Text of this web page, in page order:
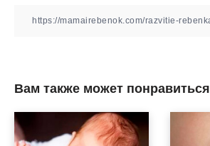
Вам также может понравиться